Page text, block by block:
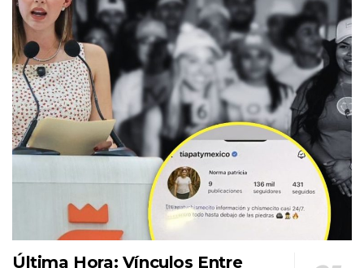
Última Hora: Vínculos Entre